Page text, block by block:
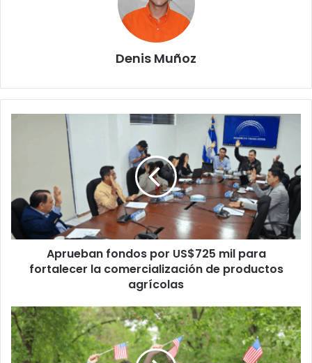
Denis Muñoz
fortalecer
comercialización
productos
Aprueban fondos por US$725 mil para
fortalecer la comercialización de productos
agrícolas
Embajada
de
EE. UU.
en